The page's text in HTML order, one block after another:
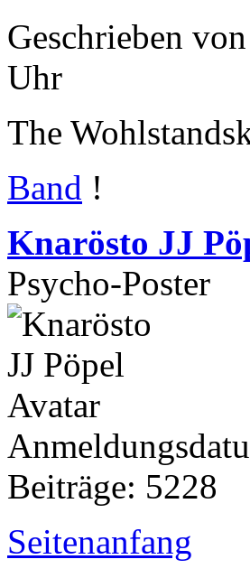
Geschrieben von
Uhr
The
Band !
Knarösto JJ
Psycho-Poster
Beiträge: 5228
Seitenanfang